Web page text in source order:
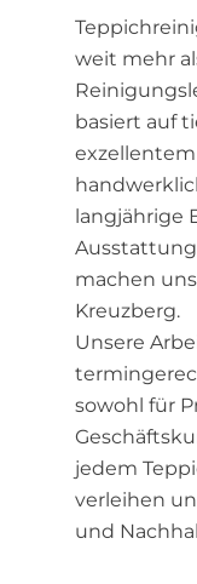
weit mehr
basiert auf
langjährige
machen
Kreuzberg.
Unsere
sowohl für
jedem
verleihen
und